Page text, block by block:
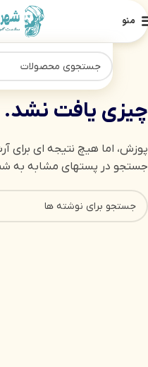
منو
چیزی یافت نشد.
پوزش، اما هیچ نتیجه ای برای
جستجو در پستهای مشابه به